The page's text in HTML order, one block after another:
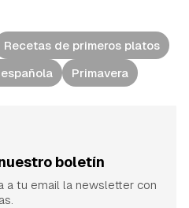
Recetas de primeros platos
Primavera
boletín
a tu email la newsletter con